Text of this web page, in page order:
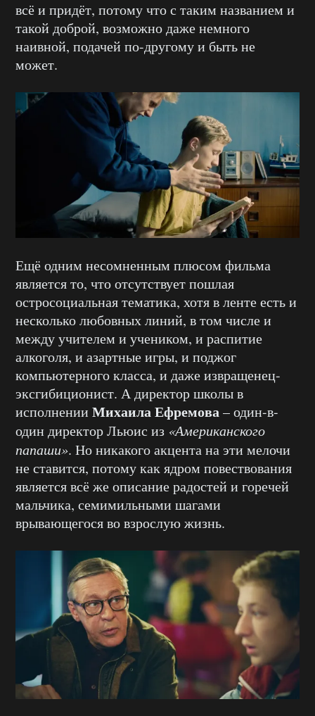
всё и придёт, потому что с таким названием и
такой доброй, возможно даже немного
наивной, подачей по-другому и быть не
может.
Ещё одним несомненным плюсом фильма
является то, что отсутствует пошлая
остросоциальная тематика, хотя в ленте есть и
несколько любовных линий, в том числе и
между учителем и учеником, и распитие
алкоголя, и азартные игры, и поджог
компьютерного класса, и даже извращенец-
эксгибиционист. А директор школы в
исполнении Михаила Ефремова– один-в-
один директор Льюис из «Американского
папаши». Но никакого акцента на эти мелочи
не ставится, потому как ядром повествования
является всё же описание радостей и горечей
мальчика, семимильными шагами
врывающегося во взрослую жизнь.